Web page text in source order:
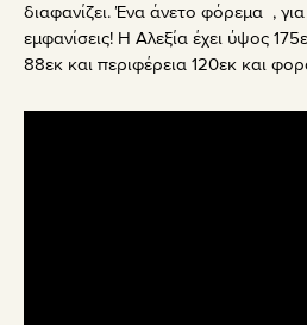
διαφανίζει. Ένα άνετο φόρεμα ,
εμφανίσεις! Η Αλεξία έχει ύψος
88εκ και περιφέρεια 120εκ και